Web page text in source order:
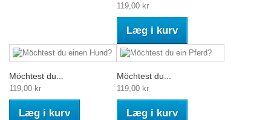
119,00 kr
Læg i kurv
Möchtest du...
119,00 kr
Læg i kurv
Möchtest du...
119,00 kr
Læg i kurv